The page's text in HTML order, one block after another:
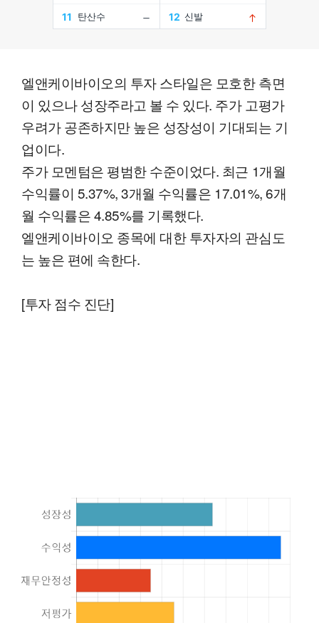
엘앤케이바이오의 투자 스타일은 모호한 측면
이 있으나 성장주라고 볼 수 있다. 주가 고평가
우려가 공존하지만 높은 성장성이 기대되는 기
업이다.
주가 모멘텀은 평범한 수준이었다. 최근 1개월
수익률이 5.37%, 3개월 수익률은 17.01%, 6개
월 수익률은 4.85%를 기록했다.
엘앤케이바이오 종목에 대한 투자자의 관심도
는 높은 편에 속한다.
[투자 점수 진단]